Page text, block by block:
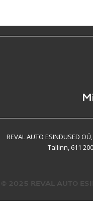
REVAL AUTO ESINDUSED
Tallinn, 611
© 2025 REVAL AUTO